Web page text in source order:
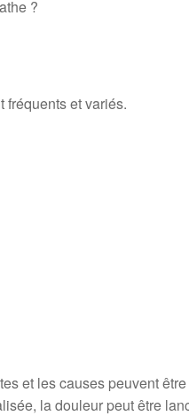
?
fréquents et variés.
et les causes peuvent
la douleur peut être